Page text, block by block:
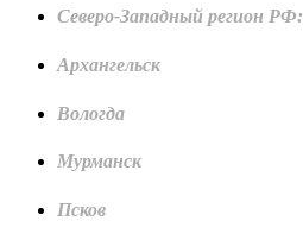
Северо-Западный регион РФ:
Архангельск
Вологда
Мурманск
Псков